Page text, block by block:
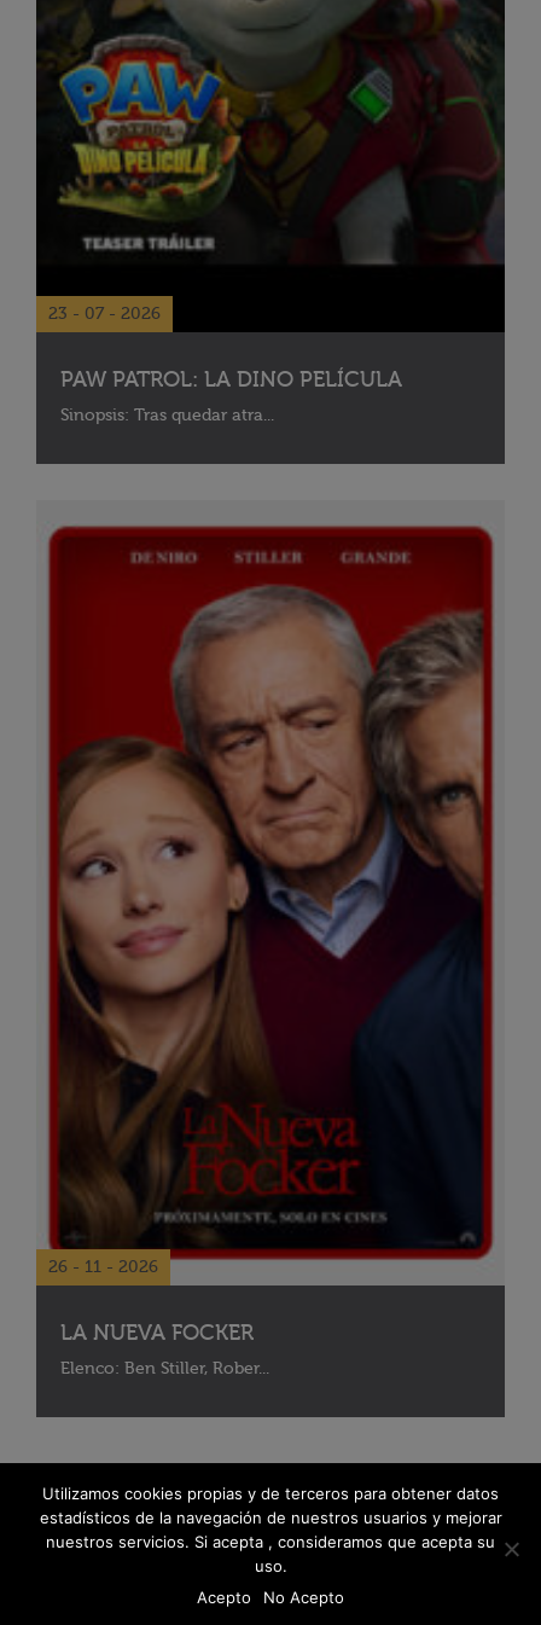
23 - 07 - 2026
PAW PATROL: LA DINO PELÍCULA
Sinopsis: Tras quedar atra...
26 - 11 - 2026
LA NUEVA FOCKER
Elenco: Ben Stiller, Rober...
Utilizamos cookies propias y de terceros para obtener datos
estadísticos de la navegación de nuestros usuarios y mejorar
nuestros servicios. Si acepta , consideramos que acepta su
uso.
Acepto
No Acepto